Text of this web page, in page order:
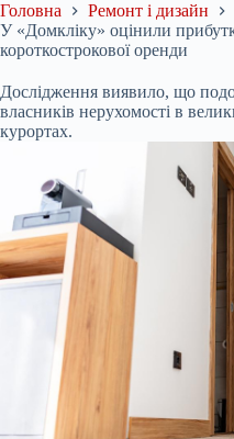
Головна
Ремонт і дизайн
У «Домкліку» оцінили
короткострокової оренди
Дослідження виявило, що
власників нерухомості в
курортах.